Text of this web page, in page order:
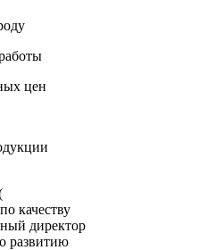
цен
качеству
директор
развитию